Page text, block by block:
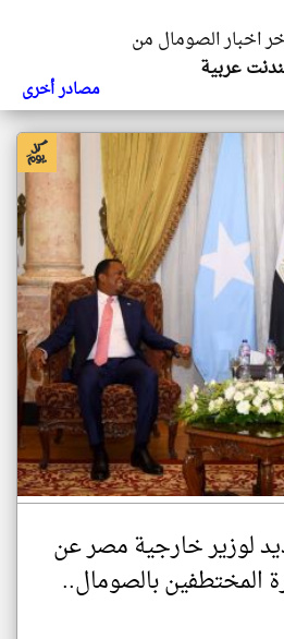
اخبار الصومال من
عربية
مصادر أخرى
لوزير خارجية مصر عن
المختطفين بالصومال..